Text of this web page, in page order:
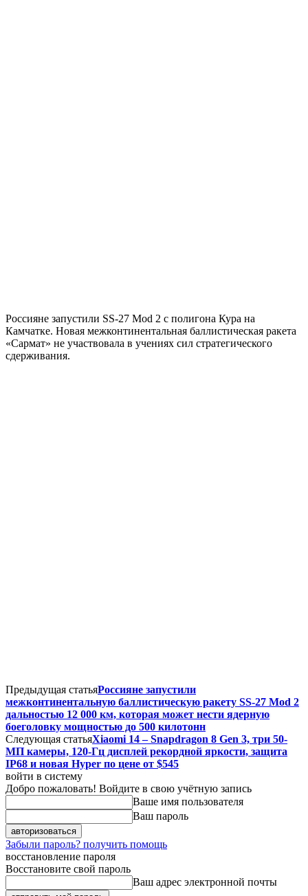
Россияне запустили SS-27 Mod 2 с полигона Кура на
Камчатке. Новая межконтинентальная баллистическая ракета
«Сармат» не участвовала в учениях сил стратегического
сдерживания.
Предыдущая статьяРоссияне запустили
межконтинентальную баллистическую ракету SS-27 Mod 2
дальностью 12 000 км, которая может нести ядерную
боеголовку мощностью до 500 килотонн
Следующая статьяXiaomi 14 – Snapdragon 8 Gen 3, три 50-
МП камеры, 120-Гц дисплей рекордной яркости, защита
IP68 и новая Hyper по цене от $545
войти в систему
Добро пожаловать! Войдите в свою учётную запись
Ваше имя пользователя
Ваш пароль
Забыли пароль? получить помощь
восстановление пароля
Восстановите свой пароль
Ваш адрес электронной почты